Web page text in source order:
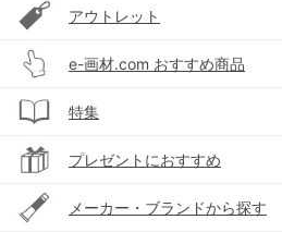
アウトレット
e-画材.com おすすめ商品
特集
プレゼントにおすすめ
メーカー・ブランドから探す